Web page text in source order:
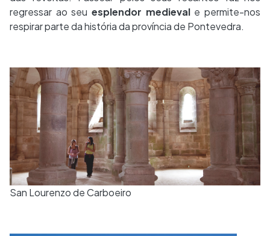
regressar ao seu esplendor medievale permite-nos
respirar parte da história da província de Pontevedra.
San Lourenzo de Carboeiro